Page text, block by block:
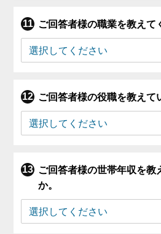
ご回答者様の職業を教えて
ご回答者様の役職を教えて
ご回答者様の世帯年収を教
か。